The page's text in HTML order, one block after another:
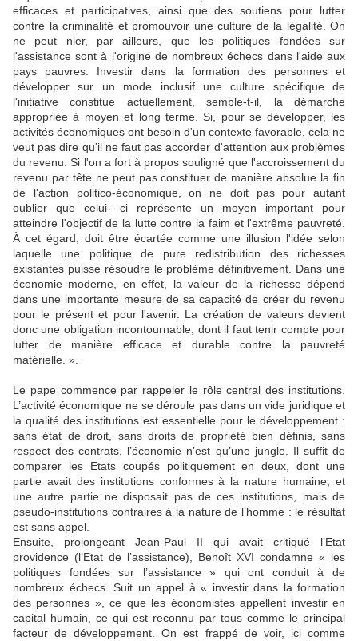
efficaces et participatives, ainsi que des soutiens pour lutter
contre la criminalité et promouvoir une culture de la légalité. On
ne peut nier, par ailleurs, que les politiques fondées sur
l'assistance sont à l'origine de nombreux échecs dans l'aide aux
pays pauvres. Investir dans la formation des personnes et
développer sur un mode inclusif une culture spécifique de
l'initiative constitue actuellement, semble-t-il, la démarche
appropriée à moyen et long terme. Si, pour se développer, les
activités économiques ont besoin d'un contexte favorable, cela ne
veut pas dire qu'il ne faut pas accorder d'attention aux problèmes
du revenu. Si l'on a fort à propos souligné que l'accroissement du
revenu par tête ne peut pas constituer de manière absolue la fin
de l'action politico-économique, on ne doit pas pour autant
oublier que celui- ci représente un moyen important pour
atteindre l'objectif de la lutte contre la faim et l'extrême pauvreté.
À cet égard, doit être écartée comme une illusion l'idée selon
laquelle une politique de pure redistribution des richesses
existantes puisse résoudre le problème définitivement. Dans une
économie moderne, en effet, la valeur de la richesse dépend
dans une importante mesure de sa capacité de créer du revenu
pour le présent et pour l'avenir. La création de valeurs devient
donc une obligation incontournable, dont il faut tenir compte pour
lutter de manière efficace et durable contre la pauvreté
matérielle. ».
Le pape commence par rappeler le rôle central des institutions.
L’activité économique ne se déroule pas dans un vide juridique et
la qualité des institutions est essentielle pour le développement :
sans état de droit, sans droits de propriété bien définis, sans
respect des contrats, l’économie n’est qu’une jungle. Il suffit de
comparer les Etats coupés politiquement en deux, dont une
partie avait des institutions conformes à la nature humaine, et
une autre partie ne disposait pas de ces institutions, mais de
pseudo-institutions contraires à la nature de l’homme : le résultat
est sans appel.
Ensuite, prolongeant Jean-Paul II qui avait critiqué l’Etat
providence (l’Etat de l’assistance), Benoît XVI condamne « les
politiques fondées sur l’assistance » qui ont conduit à de
nombreux échecs. Suit un appel à « investir dans la formation
des personnes », ce que les économistes appellent investir en
capital humain, ce qui est reconnu par tous comme le principal
facteur de développement. On est frappé de voir, ici comme